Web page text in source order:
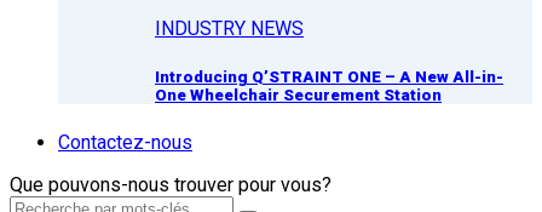
INDUSTRY NEWS
Introducing Q’STRAINT ONE – A New All-in-
One Wheelchair Securement Station
Contactez-nous
Que pouvons-nous trouver pour vous?